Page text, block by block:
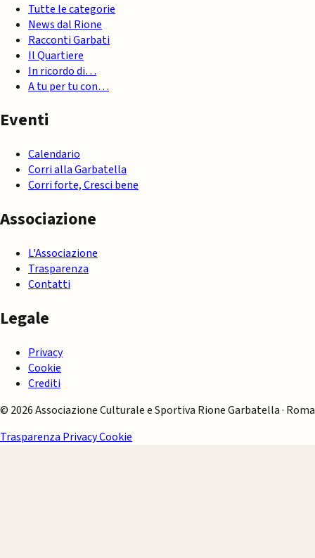
Tutte le categorie
News dal Rione
Racconti Garbati
Il Quartiere
In ricordo di…
A tu per tu con…
Eventi
Calendario
Corri alla Garbatella
Corri forte, Cresci bene
Associazione
L'Associazione
Trasparenza
Contatti
Legale
Privacy
Cookie
Crediti
© 2026 Associazione Culturale e Sportiva Rione Garbatella · Roma
Trasparenza PrivacyCookie